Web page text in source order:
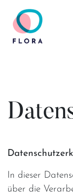
Main
In dieser
über die